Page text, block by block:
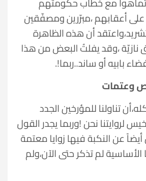
على أعقابهم ،مبرّرين ومصفّقين
أن هذه الظاهرة
نازيّة ،وقد يفلتُ البعض من هذا
بابيه أو ساند..ربما!.
وعتمات
تناولنا للمؤرخين الجدد
لروايتنا نحن !وربما يجدر القول
أيضاً عن النكبة فيها زوايا معتمة
الأساسية لم تذكر حتى الآن،ولم